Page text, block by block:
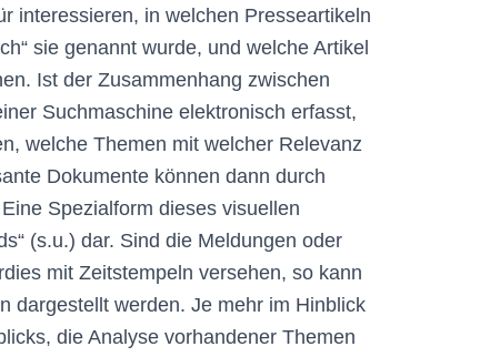
interessieren, in welchen Presseartikeln
sie genannt wurde, und welche Artikel
Ist der Zusammenhang zwischen
Suchmaschine elektronisch erfasst,
welche Themen mit welcher Relevanz
Dokumente können dann durch
Spezialform dieses visuellen
(s.u.) dar. Sind die Meldungen oder
mit Zeitstempeln versehen, so kann
dargestellt werden. Je mehr im Hinblick
die Analyse vorhandener Themen